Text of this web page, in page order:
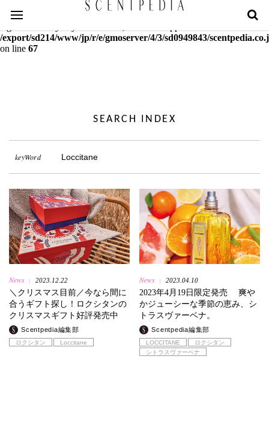
Warning
: mcrypt_decrypt(): Key of size 18 not supported by this
/export/sd214/www/jp/r/e/gmoserver/4/3/sd0949843/
on line 67
SEARCH INDEX
keyWord Loccitane
News 2023.12.22
＼クリスマス目前／今なら間に
合うギフト探し！ロクシタンの
クリスマスギフト好評発売中
Scentpedia編集部
ロクシタン Loccitane
News 2023.04.10
2023年4月19日限定発売 爽や
かジューシーな季節の恵み、シ
トラスヴァーベナ。
Scentpedia編集部
LOCCITANE
ロクシタン
シトラスヴァーベナ